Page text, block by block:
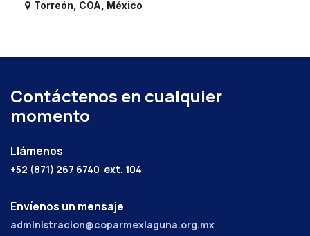
Torreón COA México
Contáctenos en cualquier
momento
Llámenos
+52 (871) 267 6740 ext. 104
Envíenos un mensaje
administracion@coparmexlaguna.org.mx